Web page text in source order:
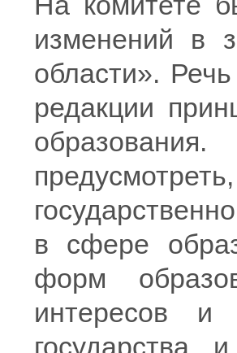
изменений в
области».
редакции
в сфере
форм
интересов и
государства